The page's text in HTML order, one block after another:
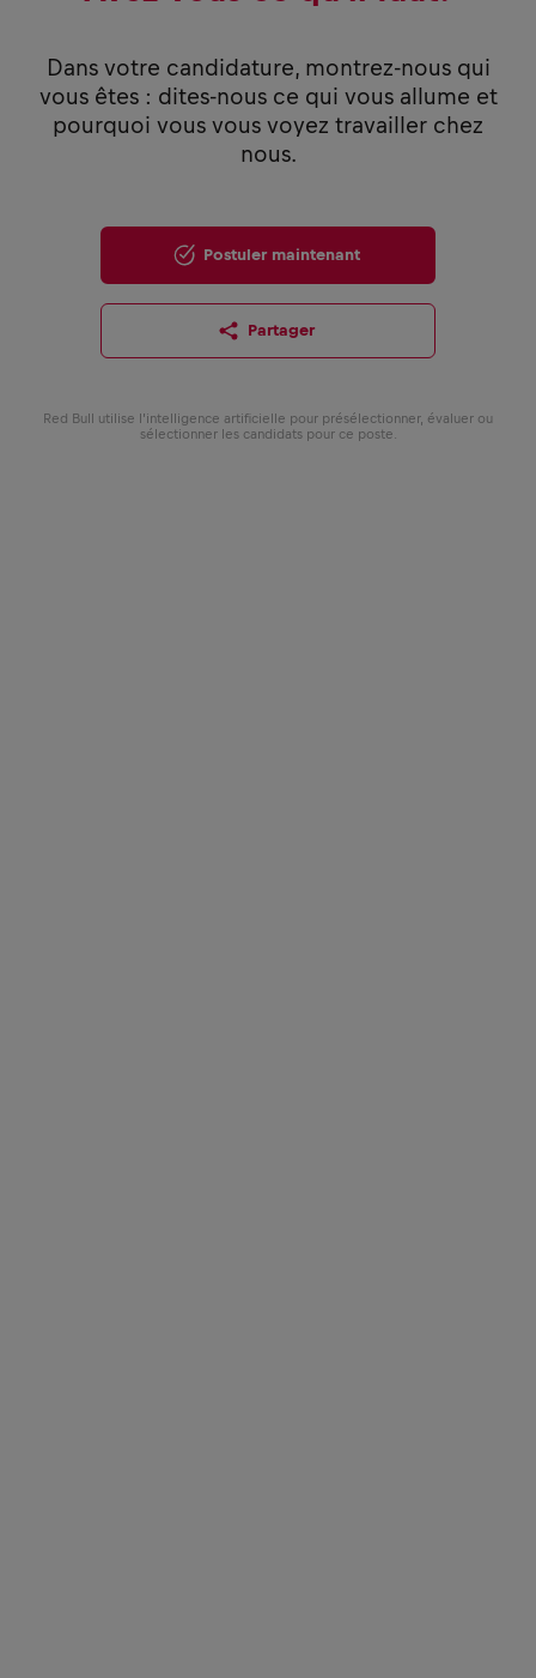
Dans votre candidature, montrez-nous qui
vous êtes : dites-nous ce qui vous allume et
pourquoi vous vous voyez travailler chez
nous.
Postuler maintenant
Partager
Red Bull utilise l’intelligence artificielle pour présélectionner, évaluer ou
sélectionner les candidats pour ce poste.